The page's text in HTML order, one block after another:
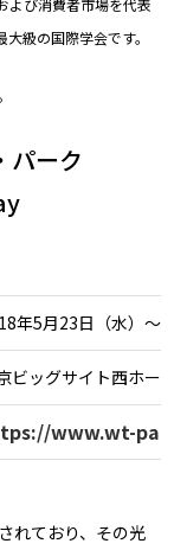
よび消費者市場を代表
級の国際学会です。
パーク
年5月23日（水）～25
ビッグサイト西ホール
www.wt-
れており、その光